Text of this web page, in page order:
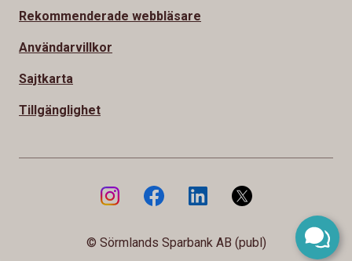
Rekommenderade webbläsare
Användarvillkor
Sajtkarta
Tillgänglighet
© Sörmlands Sparbank AB (publ)